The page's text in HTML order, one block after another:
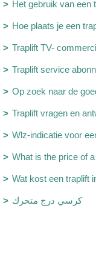
Het gebruik van een
Hoe plaats je een
Traplift TV-
Traplift service
Op zoek naar de
Traplift vragen en
Wlz-indicatie voor
What is the price of
Wat kost een traplift
كرسي درج متحرك